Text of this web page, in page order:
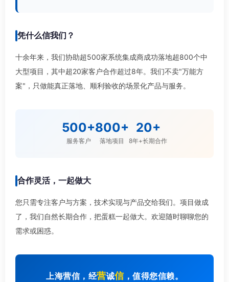
凭什么信我们？
十余年来，我们协助超500家系统集成商成功落地超800个中
大型项目，其中超20家客户合作超过8年。我们不卖"万能方
案"，只做能真正落地、顺利验收的场景化产品与服务。
500+
服务客户
800+
落地项目
20+
8年+长期合作
合作灵活，一起做大
您只需专注客户与方案，技术实现与产品交给我们。项目做成
了，我们自然长期合作，把蛋糕一起做大。欢迎随时聊聊您的
需求或困惑。
上海营信，经营诚信，值得您信赖。